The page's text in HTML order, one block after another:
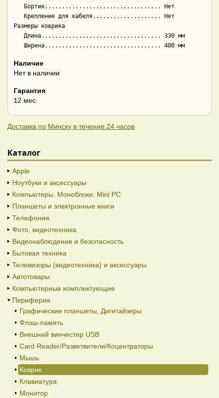
Размеры коврика
Наличие
Нет в наличии
Гарантия
12 мес.
Доставка по Минску в течение 24 часов
Каталог
Apple
Ноутбуки и аксессуары
Компьютеры. Моноблоки. Mini PC
Планшеты и электронные книги
Телефония
Фото, видеотехника
Видеонаблюдение и безопасность
Бытовая техника
Телевизоры (видеотехника) и аксессуары
Автотовары
Компьютерные комплектующие
Периферия
Графические планшеты, Дигитайзеры
Флэш-память
Внешний винчестер USB
Card Reader/Разветвители/Коцентраторы
Мышь
Коврик
Клавиатура
Монитор